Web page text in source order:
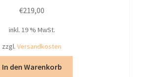
€219,00
inkl. 19 % MwSt.
zzgl. Versandkosten
In den Warenkorb